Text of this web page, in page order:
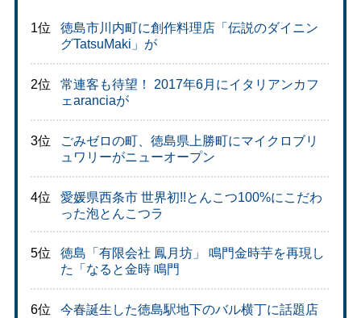
1位
徳島市川内町に創作料理店「伝説のダイニン
グTatsuMaki」が
2位
常連客も待望！ 2017年6月にイタリアンカフ
ェaranciaが
3位
ごみゼロの町、徳島県上勝町にマイクロブリ
ュワリーがニューオープン
4位
愛媛県西条市 世界初!!とんこつ100%にこだわ
った泡とんこつラ
5位
徳島「有限会社 鳳月坊」 鳴門金時芋を再現し
た「なると金時 鳴門
6位
今春誕生した徳島駅地下のバル横丁に話題店